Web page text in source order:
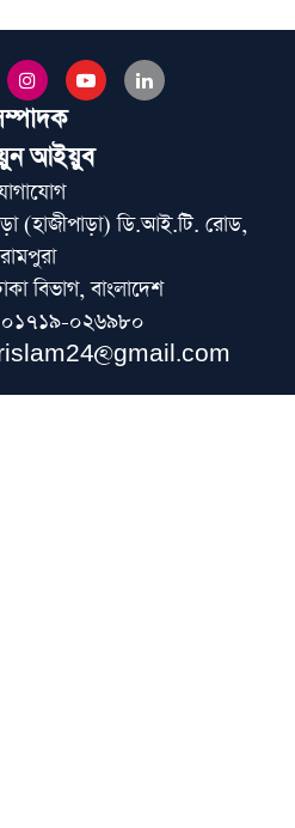
ভিডিও প্রকাশ
ও বাবুনগর মাদরাসায় যাবেন
মূলধারায় একীভূত হওয়াকে
আইয়ুব
(হাজীপাড়া) ডি.আই.টি. রোড,
রামপুরা
বিভাগ, বাংলাদেশ
০২৬৯৮০